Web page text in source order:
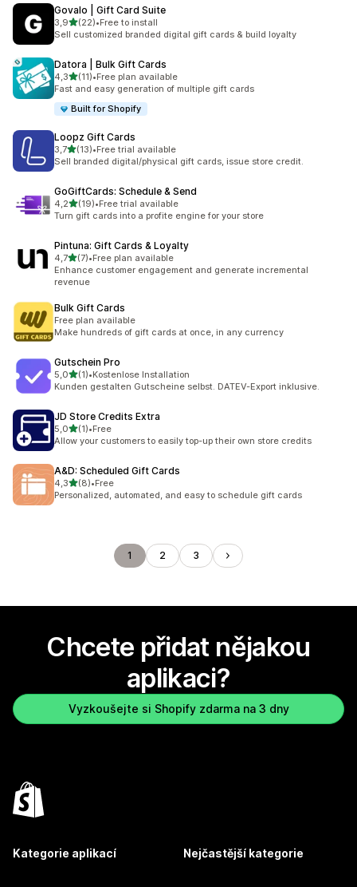
Govalo | Gift Card Suite
3,9z 5 hvězd
(22)
Celkový počet recenzí: 22
•Free to install
Sell customized branded digital gift cards & build loyalty
Datora | Bulk Gift Cards
4,3z 5 hvězd
(11)
Celkový počet recenzí: 11
•Free plan available
Fast and easy generation of multiple gift cards
Built for Shopify
Loopz Gift Cards
3,7z 5 hvězd
(13)
Celkový počet recenzí: 13
•Free trial available
Sell branded digital/physical gift cards, issue store credit.
GoGiftCards: Schedule & Send
4,2z 5 hvězd
(19)
Celkový počet recenzí: 19
•Free trial available
Turn gift cards into a profite engine for your store
Pintuna: Gift Cards & Loyalty
4,7z 5 hvězd
(7)
Celkový počet recenzí: 7
•Free plan available
Enhance customer engagement and generate incremental
revenue
Bulk Gift Cards
Free plan available
Make hundreds of gift cards at once, in any currency
Gutschein Pro
5,0z 5 hvězd
(1)
Celkový počet recenzí: 1
•Kostenlose Installation
Kunden gestalten Gutscheine selbst. DATEV-Export inklusive.
JD Store Credits Extra
5,0z 5 hvězd
(1)
Celkový počet recenzí: 1
•Free
Allow your customers to easily top-up their own store credits
A&D: Scheduled Gift Cards
4,3z 5 hvězd
(8)
Celkový počet recenzí: 8
•Free
Personalized, automated, and easy to schedule gift cards
1 2 3
Chcete přidat nějakou
aplikaci?
Vyzkoušejte si Shopify zdarma na 3 dny
Kategorie aplikací Nejčastější kategorie